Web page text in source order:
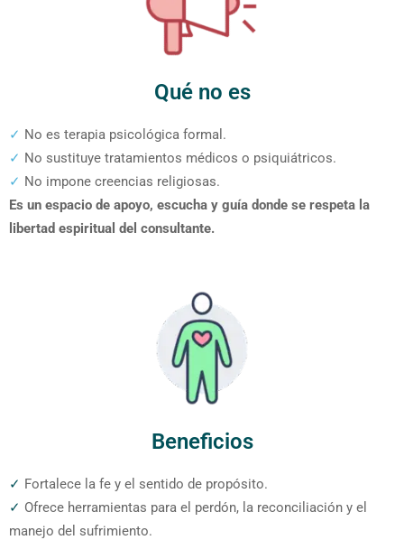
Qué no es
✓ No es terapia psicológica formal.
✓ No sustituye tratamientos médicos o psiquiátricos.
✓ No impone creencias religiosas.
Es un espacio de apoyo, escucha y guía donde se respeta la
libertad espiritual del consultante.
Beneficios
✓ Fortalece la fe y el sentido de propósito.
✓ Ofrece herramientas para el perdón, la reconciliación y el
manejo del sufrimiento.